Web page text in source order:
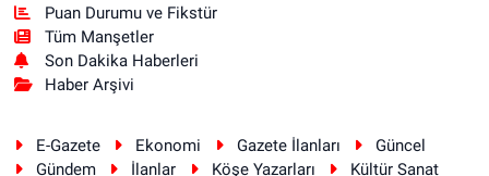
Puan Durumu ve Fikstür
Tüm Manşetler
Son Dakika Haberleri
Haber Arşivi
E-Gazete Ekonomi Gazete İlanları
Güncel
Gündem
İlanlar Köşe Yazarları Kültür Sanat